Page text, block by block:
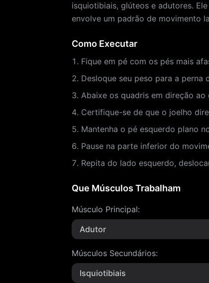
isquiotibiais, glúteos e adutores.
envolve um padrão de movimento
Como Executar
Fique em pé com os pés mais
Desloque seu peso para a
Abaixe os quadris em direção
Certifique-se de que o joelho
Mantenha o pé esquerdo plano
Pause na parte inferior do
Repita do lado esquerdo,
Que Músculos Trabalham
Músculo Principal:
Adutor
Músculos Secundários:
Isquiotibiais